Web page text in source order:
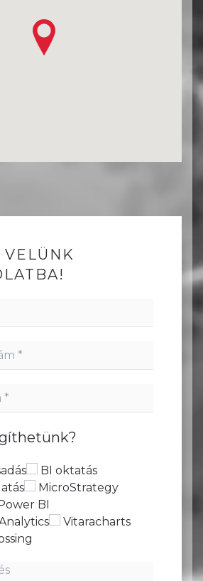
VELÜNK
BI oktatás
MicroStrategy
BI
Vitaracharts